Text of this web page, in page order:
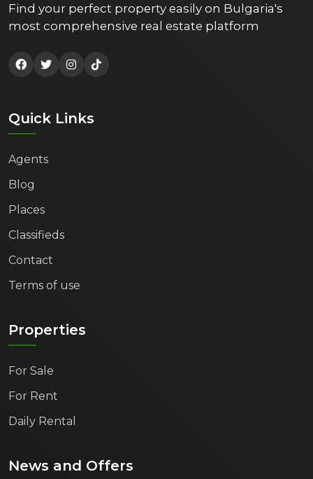
Find your perfect property easily on Bulgaria's
most comprehensive real estate platform
Quick Links
Agents
Blog
Places
Classifieds
Contact
Terms of use
Properties
For Sale
For Rent
Daily Rental
News and Offers